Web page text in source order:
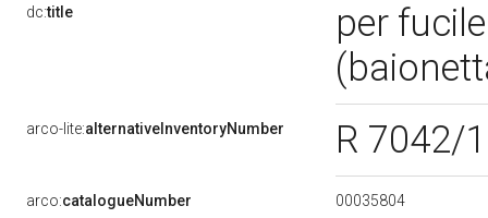
dc:title
per
arco-lite:alternativeInventoryNumber R 7042/
arco:catalogueNumber 00035804